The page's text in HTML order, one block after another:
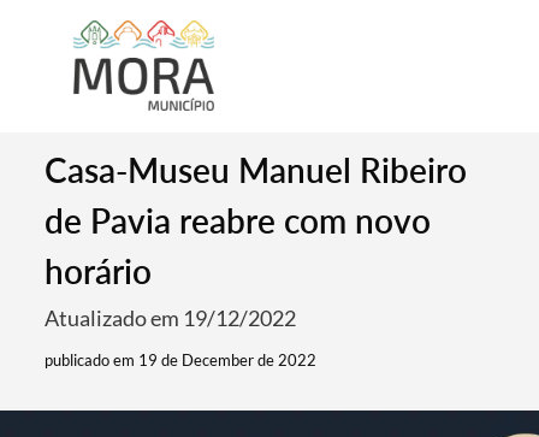
Casa-Museu Manuel Ribeiro
de Pavia reabre com novo
horário
Atualizado em 19/12/2022
publicado em 19 de December de 2022